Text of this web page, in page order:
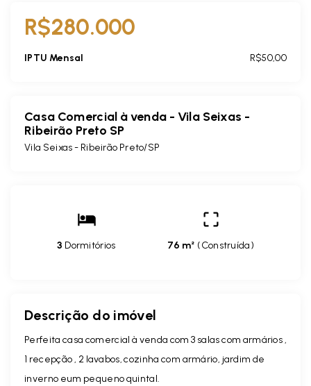
R$280.000
IPTU Mensal R$50,00
Casa Comercial à venda - Vila Seixas -
Ribeirão Preto SP
Vila Seixas - Ribeirão Preto/SP
3 Dormitórios 76 m² (Construída)
Descrição do imóvel
Perfeita casa comercial à venda com 3 salas com armários ,
1 recepção , 2 lavabos, cozinha com armário, jardim de
inverno eum pequeno quintal.